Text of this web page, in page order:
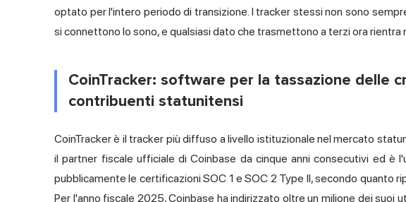
optato per l'intero periodo di transizione. I tracker stessi non sono
si connettono lo sono, e qualsiasi dato che trasmettono a terzi ora rientra
CoinTracker: software per la tassazione delle
contribuenti statunitensi
CoinTracker è il tracker più diffuso a livello istituzionale nel mercato
il partner fiscale ufficiale di Coinbase da cinque anni consecutivi ed è
pubblicamente le certificazioni SOC 1 e SOC 2 Type II, secondo quanto
Per l'anno fiscale 2025, Coinbase ha indirizzato oltre un milione dei suoi